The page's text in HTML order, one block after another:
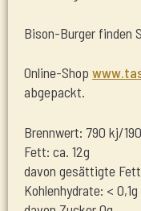
Bison-Burger finden
Online-Shop
abgepackt.
Brennwert: 790 kj/
Fett: ca. 12g
davon gesättigte
Kohlenhydrate: < 0,1g